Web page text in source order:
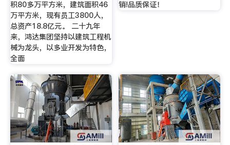
积80多万平方米，建筑面积46
万平方米，现有员工3800人，
总资产18.8亿元。 二十九年
来，鸿达集团坚持以建筑工程机
械为龙头，以多业开发为特色，
全面
销!品质保证！